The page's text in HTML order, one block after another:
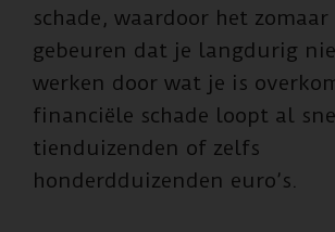
schade, waardoor het zomaar
gebeuren dat je langdurig
werken door wat je is
financiële schade loopt al
tienduizenden of zelfs
honderdduizenden euro’s.